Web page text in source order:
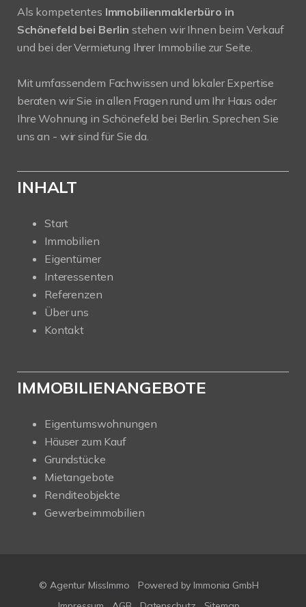
Als kompetentes Immobilienmaklerbüro in
Schönefeld bei Berlin stehen wir Ihnen beim Verkauf
und bei der Vermietung Ihrer Immobilie zur Seite.
Mit umfassendem Fachwissen und lokaler Expertise
beraten wir Sie in allen Fragen rund um Ihr Haus oder
Ihre Wohnung in Schönefeld bei Berlin. Sprechen Sie
uns an - wir sind für Sie da.
INHALT
Start
Immobilien
Eigentümer
Interessenten
Referenzen
Über uns
Kontakt
IMMOBILIENANGEBOTE
Eigentumswohnungen
Häuser zum Kauf
Grundstücke
Mietangebote
Renditeobjekte
Gewerbeimmobilien
© Agentur MissImmo Powered by Immonia GmbH